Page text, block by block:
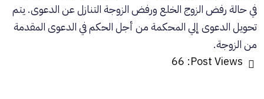
في حالة رفض الزوج الخلع ورفض الزوجة التنازل عن الدعوى. يتم
تحويل الدعوى إلي المحكمة من أجل الحكم في الدعوى المقدمة
من الزوجة.
Post Views:
66